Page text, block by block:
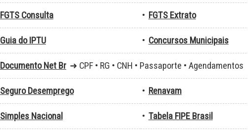
FGTS Consulta • FGTS Extrato
Guia do IPTU • Concursos Municipais
Documento Net Br ➜ CPF • RG • CNH • Passaporte • Agendamentos
Seguro Desemprego • Renavam
Simples Nacional • Tabela FIPE Brasil